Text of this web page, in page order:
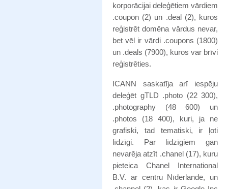
korporācijai deleģētiem vārdiem
.coupon (2) un .deal (2), kuros
reģistrēt domēna vārdus nevar,
bet vēl ir vārdi .coupons (1800)
un .deals (7900), kuros var brīvi
reģistrēties.
ICANN saskatīja arī iespēju
deleģēt gTLD .photo (22 300),
.photography (48 600) un
.photos (18 400), kuri, ja ne
grafiski, tad tematiski, ir ļoti
līdzīgi. Par līdzīgiem gan
nevarēja atzīt .chanel (17), kuru
pieteica Chanel International
B.V. ar centru Nīderlandē, un